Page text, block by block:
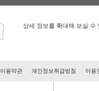
상세 정보를 확대해 보실 수
이용약관 개인정보취급방침 이용